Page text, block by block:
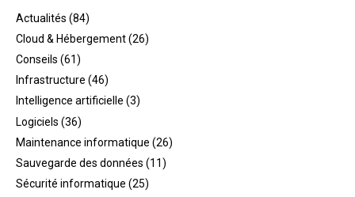
Actualités (84)
Cloud & Hébergement(26)
Conseils (61)
Infrastructure (46)
Intelligence artificielle (3)
Logiciels (36)
Maintenance informatique (26)
Sauvegarde des données (11)
Sécurité informatique (25)